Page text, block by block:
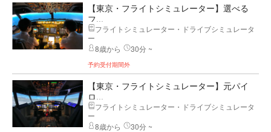
【東京・フライトシミュレーター】選べる
フ...
フライトシミュレーター・ドライブシミュレータ
ー
8歳から
30分 ~
予約受付期間外
【東京・フライトシミュレーター】元パイ
ロ...
フライトシミュレーター・ドライブシミュレータ
ー
8歳から
30分 ~